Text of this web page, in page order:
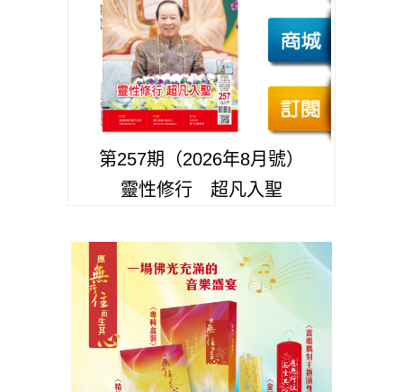
第257期（2026年8月號）
靈性修行 超凡入聖